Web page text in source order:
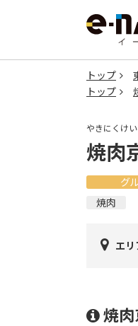
トップ
トップ
やきにくけ
焼肉
グ
焼肉
エリ
焼